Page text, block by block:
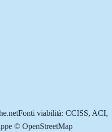
Fonti viabilità: CCISS, ACI,
© OpenStreetMap